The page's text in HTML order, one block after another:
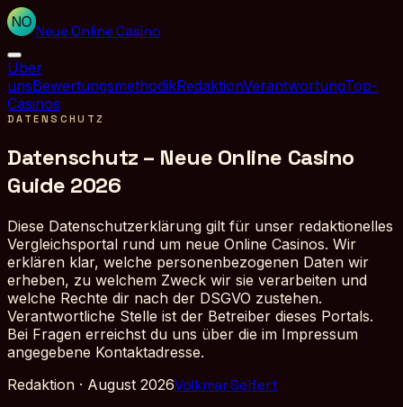
Neue Online Casino
Über
unsBewertungsmethodikRedaktionVerantwortungTop-
Casinos
DATENSCHUTZ
Datenschutz – Neue Online Casino
Guide 2026
Diese Datenschutzerklärung gilt für unser redaktionelles
Vergleichsportal rund um neue Online Casinos. Wir
erklären klar, welche personenbezogenen Daten wir
erheben, zu welchem Zweck wir sie verarbeiten und
welche Rechte dir nach der DSGVO zustehen.
Verantwortliche Stelle ist der Betreiber dieses Portals.
Bei Fragen erreichst du uns über die im Impressum
angegebene Kontaktadresse.
Redaktion · August 2026Volkmar Seifert